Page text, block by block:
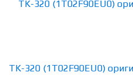
TK-320 (1T02F90EU0)